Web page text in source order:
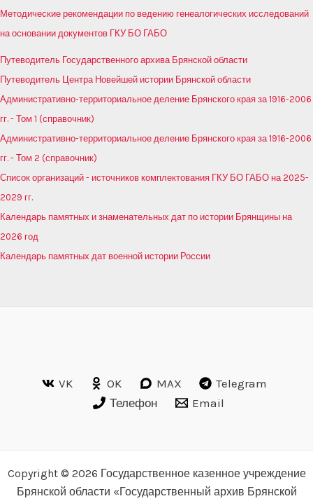
Методические рекомендации по ведению генеалогических исследований
на основании документов ГКУ БО ГАБО
Путеводитель Государственного архива Брянской области
Путеводитель Центра Новейшей истории Брянской области
Административно-территориальное деление Брянского края за 1916-2006
гг. - Том 1 (справочник)
Административно-территориальное деление Брянского края за 1916-2006
гг. - Том 2 (справочник)
Список организаций - источников комплектования ГКУ БО ГАБО на 2025-
2029 гг.
Календарь памятных и знаменательных дат по истории Брянщины на
2026 год
Календарь памятных дат военной истории России
VK OK MAX
Telegram
Телефон
Email
Copyright © 2026 Государственное казенное учреждение
Брянской области «Государственный архив Брянской